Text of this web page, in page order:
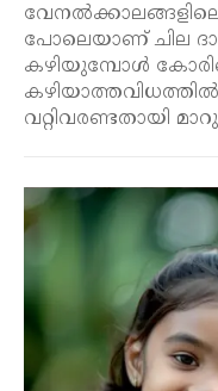
പോലെയാണ് ചില
കഴിയുമ്പോൾ
വറ്റിവരണ്ടതായി